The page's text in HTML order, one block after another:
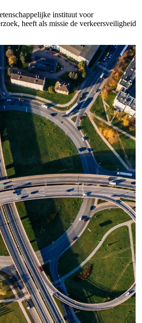
instituut voor
heeft als missie de verkeersveiligheid